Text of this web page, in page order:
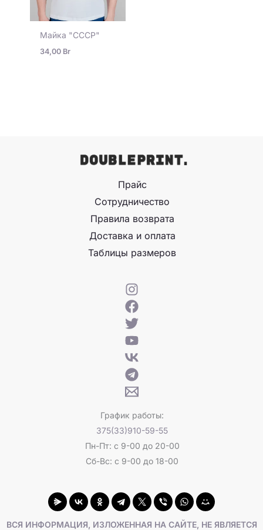
Майка "СССР"
34,00 Br
Прайс
Сотрудничество
Правила возврата
Доставка и оплата
Таблицы размеров
График работы:
375(33)910-59-55
Пн-Пт: с 9-00 до 20-00
Сб-Вс: с 9-00 до 18-00
ВСЯ ИНФОРМАЦИЯ, ИЗЛОЖЕННАЯ НА САЙТЕ, НЕ ЯВЛЯЕТСЯ